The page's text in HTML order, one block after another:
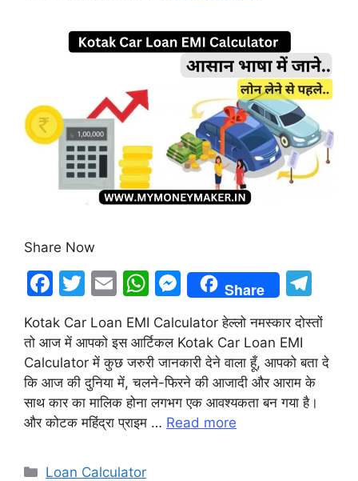
Share Now
F
c
e
b
o
o
k
T
itt
er
E
ai
l
W
at
s
A
p
p
M
e
s
s
e
n
g
Share
el
e
gr
a
m
Kotak Car Loan EMI Calculator हेल्लो नमस्कार दोस्तों
तो आज में आपको इस आर्टिकल Kotak Car Loan EMI
Calculator में कुछ जरुरी जानकारी देने वाला हूँ, आपको बता दे
कि आज की दुनिया में, चलने-फिरने की आजादी और आराम के
साथ कार का मालिक होना लगभग एक आवश्यकता बन गया है।
और कोटक महिंद्रा प्राइम … Read more
Categories
Loan Calculator